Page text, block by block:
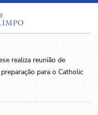
realiza reunião de
para o Catholic